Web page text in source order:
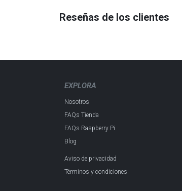
Reseñas de los clientes
EXPLORA
Nosotros
FAQs Tienda
FAQs Raspberry Pi
Blog
Aviso de privacidad
Términos y condiciones